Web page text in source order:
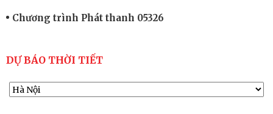
Chương trình Phát thanh 05326
DỰ BÁO THỜI TIẾT